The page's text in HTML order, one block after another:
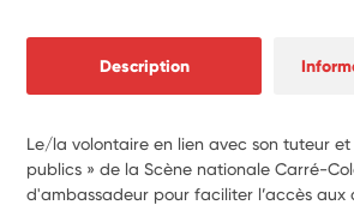
Description
Le/la volontaire en lien avec son tuteur et
publics » de la Scène nationale Carré-
d'ambassadeur pour faciliter l’accès aux